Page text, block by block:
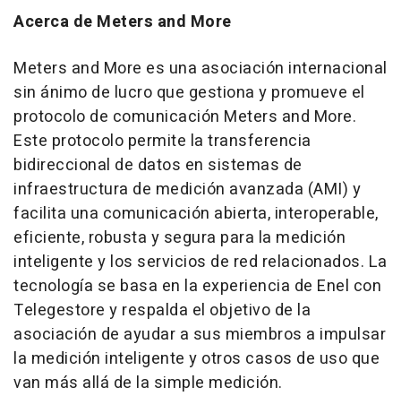
Acerca de Meters and More
Meters and More es una asociación internacional
sin ánimo de lucro que gestiona y promueve el
protocolo de comunicación Meters and More.
Este protocolo permite la transferencia
bidireccional de datos en sistemas de
infraestructura de medición avanzada (AMI) y
facilita una comunicación abierta, interoperable,
eficiente, robusta y segura para la medición
inteligente y los servicios de red relacionados. La
tecnología se basa en la experiencia de Enel con
Telegestore y respalda el objetivo de la
asociación de ayudar a sus miembros a impulsar
la medición inteligente y otros casos de uso que
van más allá de la simple medición.